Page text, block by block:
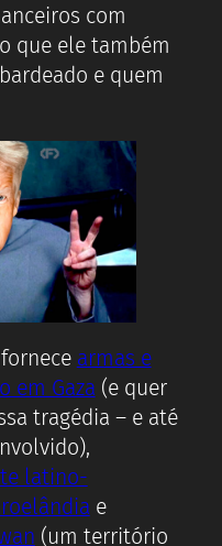
com
que ele também
e quem
armas e
em Gaza (e quer
tragédia – e até
latino-
e
(um território